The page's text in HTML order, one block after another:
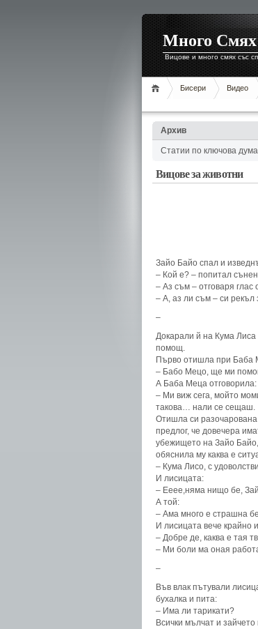
Много Смях
Вицове и много смях със
Бисери Видео
Архив
Статии по ключова
Вицове за животни
Зайо Байо спал и
– Кой е? – попитал
– Аз съм – отговаря глас
– А, аз ли съм – си рекъл
–
Докарали й на Кума Лиса
помощ.
Първо отишла при Баба
– Бабо Мецо, ще ми
А Баба Меца отговорила:
– Ми виж сега, мойто
такова… нали се сещаш.
Отишла си
предлог, че довечера
убежището на Зайо Байо,
обяснила му каква е
– Кума Лисо, с
И лисицата:
– Ееее,няма нищо бе,
А той:
– Ама много е страшна
И лисицата вече крайно
– Добре де, каква е тая
– Ми боли ма оная
–
Във влак пътували
бухалка и пита:
– Има ли тарикати?
Всички мълчат и зайчето